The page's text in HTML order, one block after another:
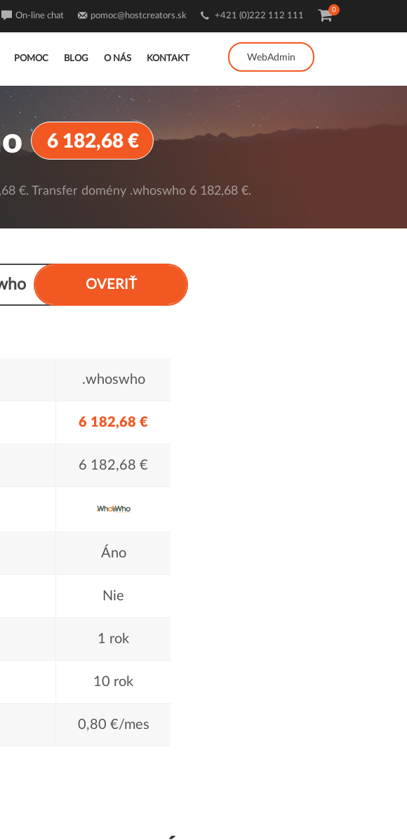
POMOC BLOG O NÁS KONTAKT WebAdmin
On-line chat pomoc@hostcreators.sk +421 (0)222 112 111
0
6 182,68 €
€. Transfer domény .whoswho 6 182,68 €.
OVERIŤ
.whoswho
6 182,68 €
6 182,68 €
Áno
Nie
1 rok
10 rok
0,80 €/mes